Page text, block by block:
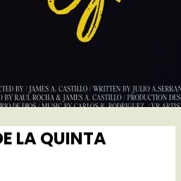
LA QUINTA